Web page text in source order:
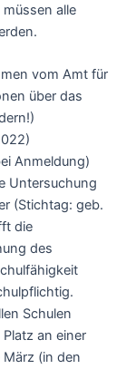
alle
vom Amt für
über das
Anmeldung)
Untersuchung
(Stichtag: geb.
die
des
Schulen
an einer
(in den